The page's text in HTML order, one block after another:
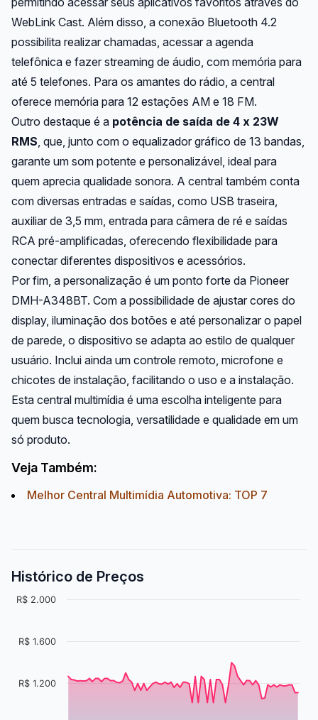
WebLink Cast. Além disso, a conexão Bluetooth 4.2
possibilita realizar chamadas, acessar a agenda
telefônica e fazer streaming de áudio, com memória para
até 5 telefones. Para os amantes do rádio, a central
oferece memória para 12 estações AM e 18 FM.
Outro destaque é a potência de saída de 4 x 23W
RMS, que, junto com o equalizador gráfico de 13 bandas,
garante um som potente e personalizável, ideal para
quem aprecia qualidade sonora. A central também conta
com diversas entradas e saídas, como USB traseira,
auxiliar de 3,5 mm, entrada para câmera de ré e saídas
RCA pré-amplificadas, oferecendo flexibilidade para
conectar diferentes dispositivos e acessórios.
Por fim, a personalização é um ponto forte da Pioneer
DMH-A348BT. Com a possibilidade de ajustar cores do
display, iluminação dos botões e até personalizar o papel
de parede, o dispositivo se adapta ao estilo de qualquer
usuário. Inclui ainda um controle remoto, microfone e
chicotes de instalação, facilitando o uso e a instalação.
Esta central multimídia é uma escolha inteligente para
quem busca tecnologia, versatilidade e qualidade em um
só produto.
Veja Também:
Melhor Central Multimídia Automotiva: TOP 7
Histórico de Preços
R$ 1.200
R$ 1.600
R$ 2.000